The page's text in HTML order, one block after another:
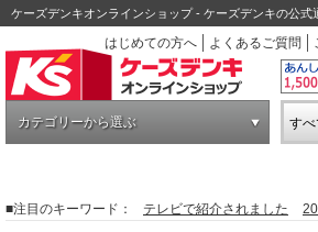
ケーズデンキオンラインショップ - ケーズデンキの公式
はじめての方へ
よくあるご質問
カテゴリーから選ぶ す
■注目のキーワード： テレビで紹介されました